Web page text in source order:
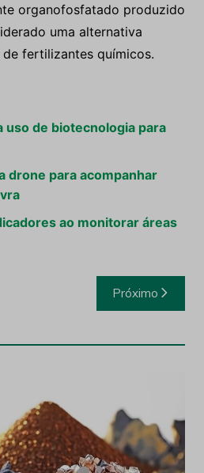
organofosfatado produzido
uma alternativa
fertilizantes químicos.
uso de biotecnologia para
drone para acompanhar
ao monitorar áreas
Próximo